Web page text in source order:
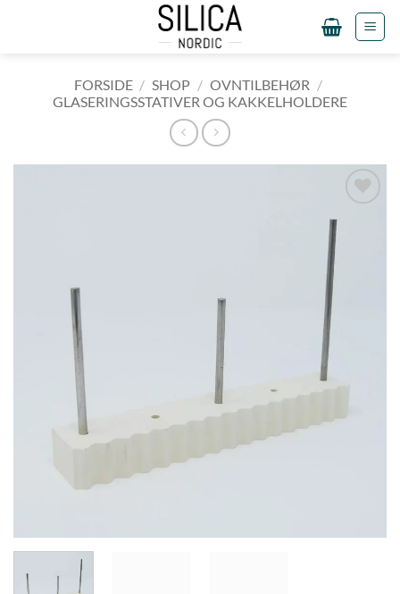
FORSIDE / SHOP / OVNTILBEHØR /
GLASERINGSSTATIVER OG KAKKELHOLDERE
Tilføj til
ønskeliste